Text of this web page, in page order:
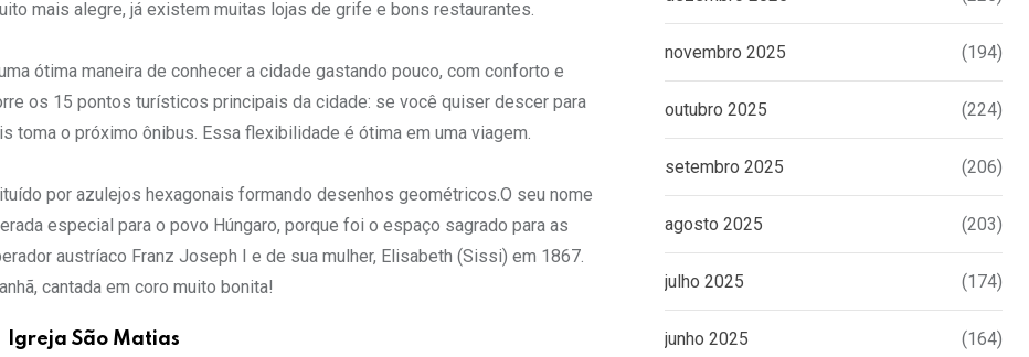
mais alegre, já existem muitas lojas de grife e bons restaurantes.
ótima maneira de conhecer a cidade gastando pouco, com conforto e
os 15 pontos turísticos principais da cidade: se você quiser descer para
toma o próximo ônibus. Essa flexibilidade é ótima em uma viagem.
por azulejos hexagonais formando desenhos geométricos.O seu nome
especial para o povo Húngaro, porque foi o espaço sagrado para as
austríaco Franz Joseph I e de sua mulher, Elisabeth (Sissi) em 1867.
cantada em coro muito bonita!
Igreja São Matias
novembro 2025 (194)
outubro 2025 (224)
setembro 2025 (206)
agosto 2025 (203)
julho 2025 (174)
junho 2025 (164)